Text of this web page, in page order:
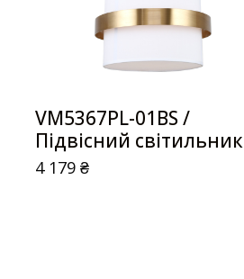
VM5367PL-01BS /
Підвісний світильник
4 179₴